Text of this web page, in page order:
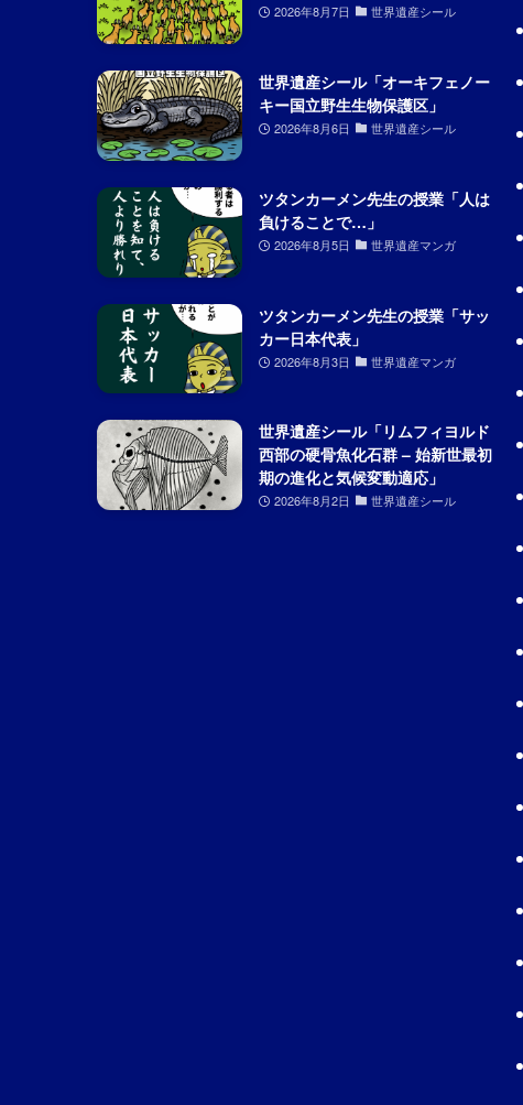
2026年8月7日 世界遺産シール
世界遺産シール「オーキフェノー
キー国立野生生物保護区」
2026年8月6日 世界遺産シール
ツタンカーメン先生の授業「人は
負けることで…」
2026年8月5日 世界遺産マンガ
ツタンカーメン先生の授業「サッ
カー日本代表」
2026年8月3日 世界遺産マンガ
世界遺産シール「リムフィヨルド
西部の硬骨魚化石群 – 始新世最初
期の進化と気候変動適応」
2026年8月2日 世界遺産シール